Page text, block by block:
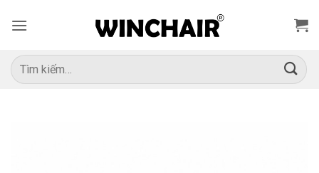
qua
dung
Tìm
kiếm: